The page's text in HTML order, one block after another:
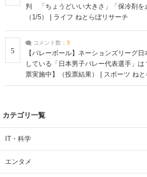
判 「ちょうどいい大きさ」「保冷剤を
（1/5） | ライフ ねとらぼリサーチ
5
コメント数： 3
【バレーボール】ネーションズリーグ
している「日本男子バレー代表選手」
票実施中】（投票結果） | スポーツ ねと
カテゴリ一覧
IT・科学
エンタメ